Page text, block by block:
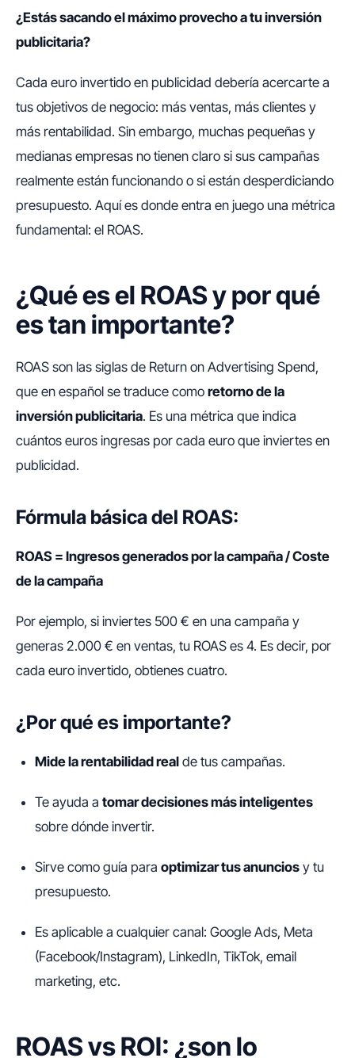
¿Estás sacando el máximo provecho a tu inversión
publicitaria?
Cada euro invertido en publicidad debería acercarte a
tus objetivos de negocio: más ventas, más clientes y
más rentabilidad. Sin embargo, muchas pequeñas y
medianas empresas no tienen claro si sus campañas
realmente están funcionando o si están desperdiciando
presupuesto. Aquí es donde entra en juego una métrica
fundamental: el ROAS.
¿Qué es el ROAS y por qué
es tan importante?
ROAS son las siglas de Return on Advertising Spend,
que en español se traduce como retorno de la
inversión publicitaria. Es una métrica que indica
cuántos euros ingresas por cada euro que inviertes en
publicidad.
Fórmula básica del ROAS:
ROAS = Ingresos generados por la campaña / Coste
de la campaña
Por ejemplo, si inviertes 500 € en una campaña y
generas 2.000 € en ventas, tu ROAS es 4. Es decir, por
cada euro invertido, obtienes cuatro.
¿Por qué es importante?
Mide la rentabilidad real de tus campañas.
Te ayuda a tomar decisiones más inteligentes
sobre dónde invertir.
Sirve como guía para optimizar tus anuncios y tu
presupuesto.
Es aplicable a cualquier canal: Google Ads, Meta
(Facebook/Instagram), LinkedIn, TikTok, email
marketing, etc.
ROAS vs ROI: ¿son lo